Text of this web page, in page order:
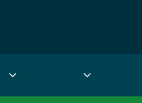
Submenu
Submenu